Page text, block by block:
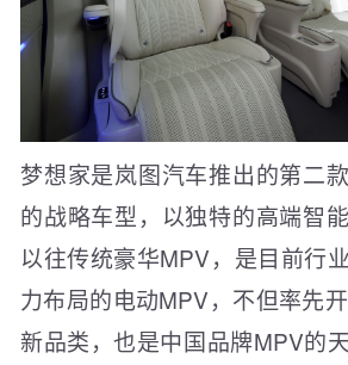
梦想家是岚图汽车推出的第二
的战略车型，以独特的高端智
以往传统豪华MPV，是目前行
力布局的电动MPV，不但率先
新品类，也是中国品牌MPV的